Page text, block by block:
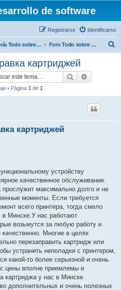
de software
Identificarse
Registrarse
Categoría Todo sobre PhpBB 2024 Foro Todo sobre PhpBB 2024
картриджей
Buscar
• Página 1 de 1
картриджей
устройству
качественное обслуживание.
прослужит максимально долго и не
моменты. Если требуется
всего принтера, тогда смело
Минске.У нас работают
возьмутся за любую работу и
Многие в целях
перезаправить картридж или
устранить неполадки с принтером,
какой-то более серьезной и очень
цены вполне приемлемы и
картриджа у нас в Минске
дополнительных и очень полезных